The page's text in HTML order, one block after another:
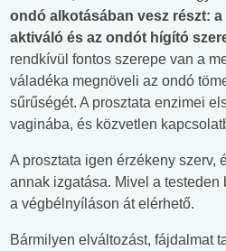
ondó alkotásában vesz részt:
aktiváló és az ondót hígító
rendkívül fontos szerepe van a
váladéka megnöveli az ondó
sűrűségét. A prosztata enzimei
vaginába, és közvetlen
A prosztata igen érzékeny szerv,
annak izgatása. Mivel a
a végbélnyíláson át elérhető.
Bármilyen elváltozást, fájdalmat